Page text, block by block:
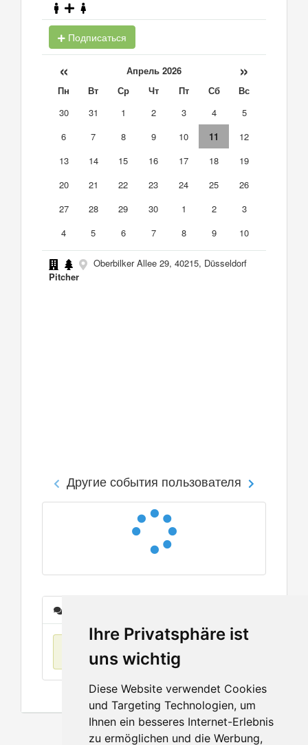
Ihre Privatsphäre ist
uns wichtig
Diese Website verwendet Cookies
und Targeting Technologien, um
Ihnen ein besseres Internet-Erlebnis
zu ermöglichen und die Werbung,
Подписаться
« Апрель 2026 »
Пн Вт Ср Чт Пт Сб
Вс
30
31 1 2 3 4
5
6
7 8 9 10 11
12
13
14 15 16 17 18
19
20
21 22 23 24 25
26
27
28 29 30 1 2
3
4
5 6 7 8 9 10
Oberbilker Allee 29, 40215, Düsseldorf
Pitcher
Другие события пользователя